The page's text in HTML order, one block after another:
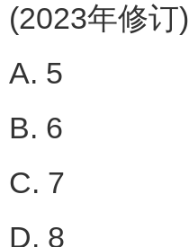
(2023年修
A. 5
B. 6
C. 7
D. 8